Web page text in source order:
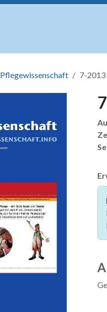
Pflegewissenschaft 7-2013